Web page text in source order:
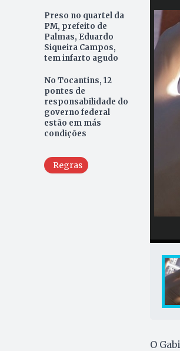
Preso no quartel da
PM, prefeito de
Palmas, Eduardo
Siqueira Campos,
tem infarto agudo
No Tocantins, 12
pontes de
responsabilidade do
governo federal
estão em más
condições
Regras
O